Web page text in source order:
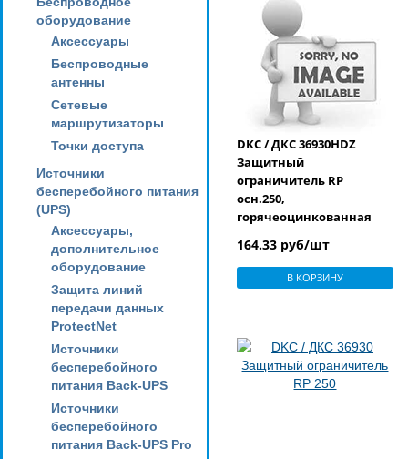
оборудование
Аксессуары
Беспроводные
антенны
Сетевые
маршрутизаторы
Точки доступа
Источники
бесперебойного питания
(UPS)
Аксессуары,
дополнительное
оборудование
Защита линий
передачи данных
ProtectNet
Источники
бесперебойного
питания Back-UPS
Источники
бесперебойного
питания Back-UPS Pro
DKC / ДКС 36930HDZ
Защитный
ограничитель RP
осн.250,
горячеоцинкованная
164.33 руб/шт
В КОРЗИНУ